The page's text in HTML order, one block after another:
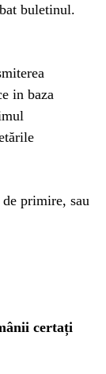
buletinul.
in baza
primire, sau
certați